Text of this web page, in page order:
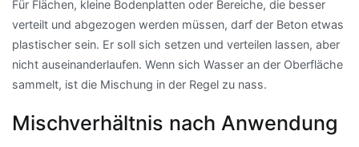
Für Flächen, kleine Bodenplatten oder Bereiche, die besser
verteilt und abgezogen werden müssen, darf der Beton etwas
plastischer sein. Er soll sich setzen und verteilen lassen, aber
nicht auseinanderlaufen. Wenn sich Wasser an der Oberfläche
sammelt, ist die Mischung in der Regel zu nass.
Mischverhältnis nach Anwendung